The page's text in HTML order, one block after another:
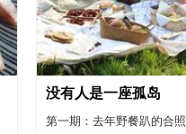
没有人是一座孤岛
第一期：去年野餐趴的合照